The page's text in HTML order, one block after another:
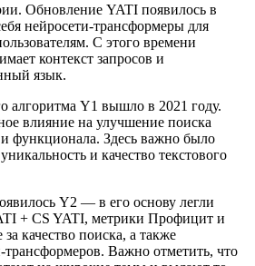
Обновление YATI появилось в
нейросети-трансформеры для
С этого времени
контекст запросов и
язык.
алгоритма Y1 вышло в 2021 году.
влияние на улучшение поиска
и функционала. Здесь важно было
и качество текстового
Y2 — в его основу легли
+ CS YATI, метрики Профицит и
качество поиска, а также
трансформеров. Важно отметить, что